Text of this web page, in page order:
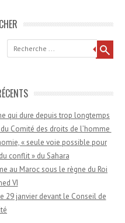
Recherche
qui dure depuis trop longtemps
Comité des droits de l’homme
« seule voie possible pour
conflit » du Sahara
au Maroc sous le règne du Roi
VI
29 janvier devant le Conseil de